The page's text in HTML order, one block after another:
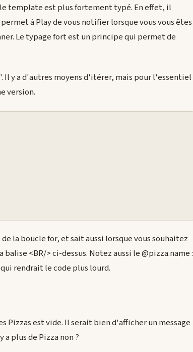
template est plus fortement typé. En effet, il
à Play de vous notifier lorsque vous vous êtes
Le typage fort est un principe qui permet de
y a d'autres moyens d'itérer, mais pour l'essentiel
version.
la boucle for, et sait aussi lorsque vous souhaitez
<BR/> ci-dessus. Notez aussi le @pizza.name :
rendrait le code plus lourd.
Pizzas est vide. Il serait bien d'afficher un message
plus de Pizza non ?